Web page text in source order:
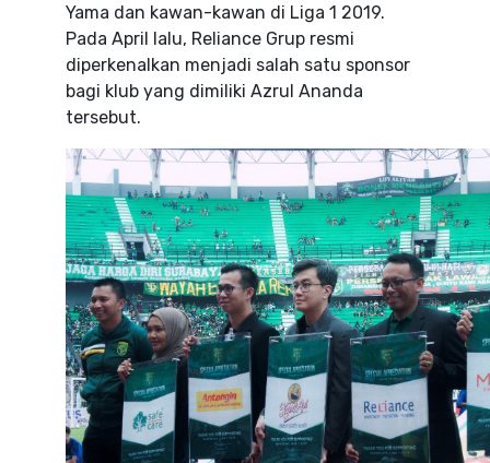
Yama dan kawan-kawan di Liga 1 2019.
Pada April lalu, Reliance Grup resmi
diperkenalkan menjadi salah satu sponsor
bagi klub yang dimiliki Azrul Ananda
tersebut.